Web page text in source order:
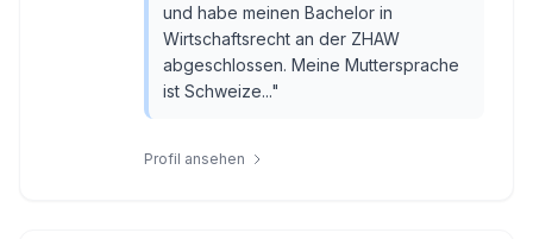
und habe meinen Bachelor in
Wirtschaftsrecht an der ZHAW
abgeschlossen. Meine Muttersprache
ist Schweize..."
Profil ansehen